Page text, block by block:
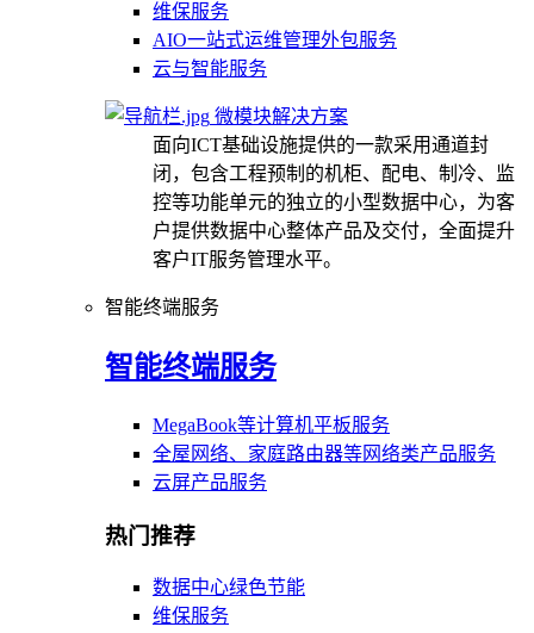
维保服务
AIO一站式运维管理外包服务
云与智能服务
微模块解决方案
面向ICT基础设施提供的一款采用通道封
闭，包含工程预制的机柜、配电、制冷、监
控等功能单元的独立的小型数据中心，为客
户提供数据中心整体产品及交付，全面提升
客户IT服务管理水平。
智能终端服务
智能终端服务
MegaBook等计算机平板服务
全屋网络、家庭路由器等网络类产品服务
云屏产品服务
热门推荐
数据中心绿色节能
维保服务